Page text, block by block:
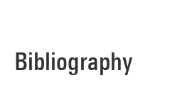
Bibliography